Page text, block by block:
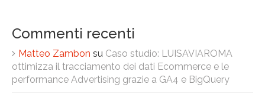
Commenti recenti
Matteo Zambon su Caso studio: LUISAVIAROMA
ottimizza il tracciamento dei dati Ecommerce e le
performance Advertising grazie a GA4 e BigQuery